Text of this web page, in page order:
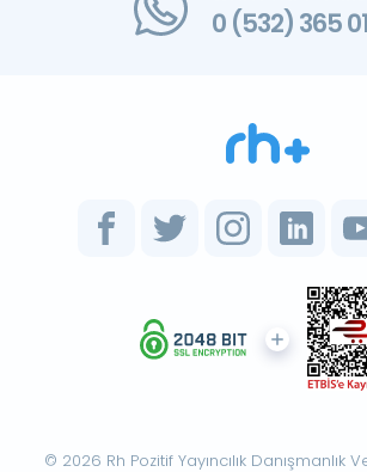
0 (532) 365
© 2026 Rh Pozitif Yayıncılık Danışmanlık